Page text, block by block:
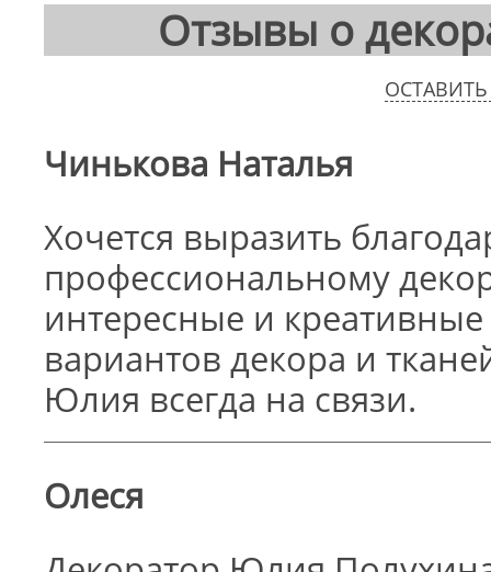
Отзывы о
Чинькова Наталья
Хочется выразить
профессиональному
интересные и
вариантов декора и
Юлия всегда на связи.
Олеся